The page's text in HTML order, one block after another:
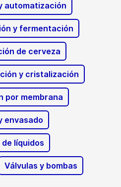
automatización
y fermentación
de cerveza
y cristalización
por membrana
envasado
líquidos
Válvulas y bombas